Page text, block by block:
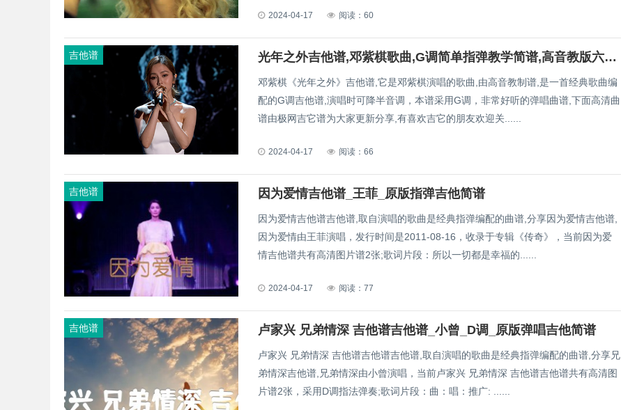
2024-04-17 阅读：60
吉他谱 光年之外吉他谱,邓紫棋歌曲,G调简单指弹教学简谱,高音教版六线谱图片
邓紫棋《光年之外》吉他谱,它是邓紫棋演唱的歌曲,由高音教制谱,是一首经典歌曲编
配的G调吉他谱,演唱时可降半音调，本谱采用G调，非常好听的弹唱曲谱,下面高清曲
谱由极网吉它谱为大家更新分享,有喜欢吉它的朋友欢迎关......
2024-04-17 阅读：66
吉他谱 因为爱情吉他谱_王菲_原版指弹吉他简谱
因为爱情吉他谱吉他谱,取自演唱的歌曲是经典指弹编配的曲谱,分享因为爱情吉他谱,
因为爱情由王菲演唱，发行时间是2011-08-16，收录于专辑《传奇》，当前因为爱
情吉他谱共有高清图片谱2张;歌词片段：所以一切都是幸福的......
2024-04-17 阅读：77
吉他谱 卢家兴 兄弟情深 吉他谱吉他谱_小曾_D调_原版弹唱吉他简谱
卢家兴 兄弟情深 吉他谱吉他谱吉他谱,取自演唱的歌曲是经典指弹编配的曲谱,分享兄
弟情深吉他谱,兄弟情深由小曾演唱，当前卢家兴 兄弟情深 吉他谱吉他谱共有高清图
片谱2张，采用D调指法弹奏;歌词片段：曲：唱：推广: ......